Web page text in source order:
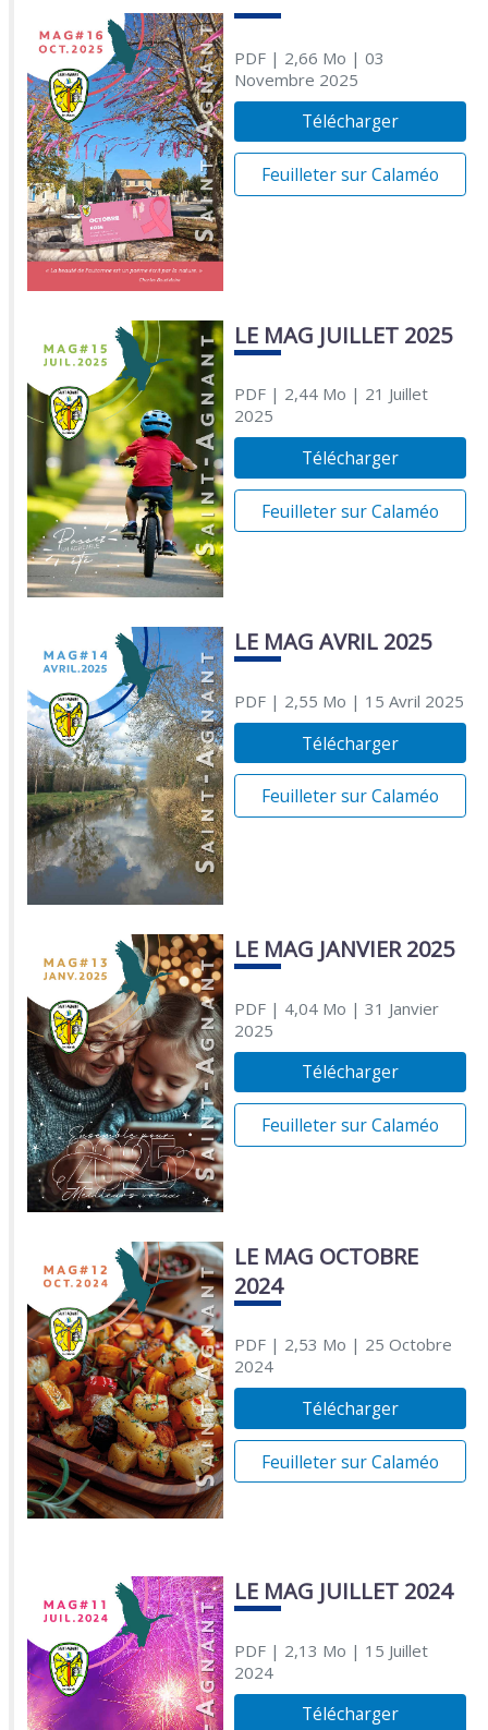
PDF| 2,66 Mo | 03
Novembre 2025
Télécharger
Feuilleter sur Calaméo
LE MAG JUILLET 2025
PDF| 2,44 Mo | 21 Juillet
2025
Télécharger
Feuilleter sur Calaméo
LE MAG AVRIL 2025
PDF| 2,55 Mo | 15 Avril 2025
Télécharger
Feuilleter sur Calaméo
LE MAG JANVIER 2025
PDF| 4,04 Mo | 31 Janvier
2025
Télécharger
Feuilleter sur Calaméo
LE MAG OCTOBRE
2024
PDF| 2,53 Mo | 25 Octobre
2024
Télécharger
Feuilleter sur Calaméo
LE MAG JUILLET 2024
PDF| 2,13 Mo | 15 Juillet
2024
Télécharger